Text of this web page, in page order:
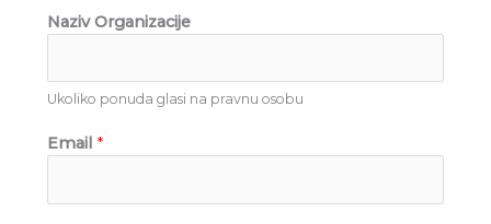
z
i
e
t
Naziv Organizacije
Ukoliko ponuda glasi na pravnu osobu
Email *